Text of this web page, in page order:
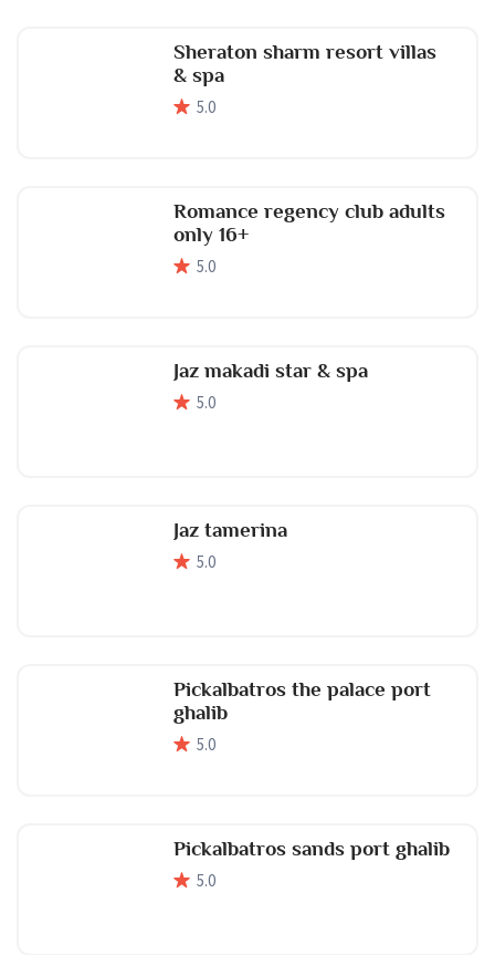
Sheraton sharm resort villas
& spa
5.0
Romance regency club adults
only 16+
5.0
Jaz makadi star & spa
5.0
Jaz tamerina
5.0
Pickalbatros the palace port
ghalib
5.0
Pickalbatros sands port ghalib
5.0